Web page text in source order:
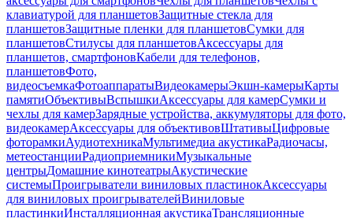
клавиатурой для планшетовЗащитные стекла для
планшетовЗащитные пленки для планшетовСумки для
планшетовСтилусы для планшетовАксессуары для
планшетов, смартфоновКабели для телефонов,
планшетовФото,
видеосъемкаФотоаппаратыВидеокамерыЭкшн-камерыКарты
памятиОбъективыВспышкиАксессуары для камерСумки и
чехлы для камерЗарядные устройства, аккумуляторы для фото,
видеокамерАксессуары для объективовШтативыЦифровые
фоторамкиАудиотехникаМультимедиа акустикаРадиочасы,
метеостанцииРадиоприемникиМузыкальные
центрыДомашние кинотеатрыАкустические
системыПроигрыватели виниловых пластинокАксессуары
для виниловых проигрывателейВиниловые
пластинкиИнсталляционная акустикаТрансляционные